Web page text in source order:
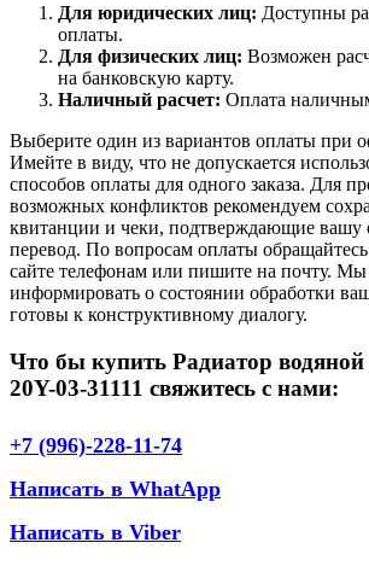
Для юридических лиц: Доступны
оплаты.
Для физических лиц: Возможен
на банковскую карту.
Наличный расчет: Оплата
Выберите один из вариантов оплаты при
Имейте в виду, что не допускается
способов оплаты для одного заказа. Для
возможных конфликтов рекомендуем
квитанции и чеки, подтверждающие вашу
перевод. По вопросам оплаты
сайте телефонам или пишите на почту. Мы
информировать о состоянии обработки
готовы к конструктивному диалогу.
Что бы купить Радиатор
20Y-03-31111 свяжитесь с нами:
+7 (996)-228-11-74
Написать в WhatApp
Написать в Viber